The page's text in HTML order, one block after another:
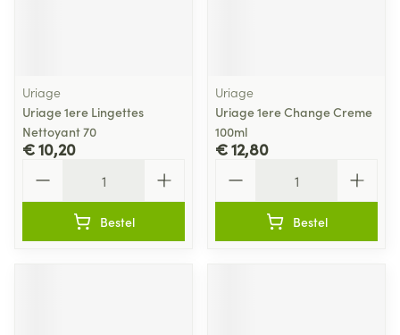
Uriage
Uriage 1ere Lingettes
Nettoyant 70
€ 10,20
Bestel
Uriage
Uriage 1ere Change Creme
100ml
€ 12,80
Bestel